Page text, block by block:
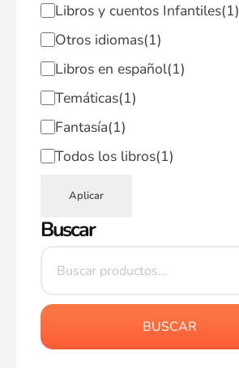
Libros y cuentos Infantiles(1)
Otros idiomas(1)
Libros en español(1)
Temáticas(1)
Fantasía(1)
Todos los libros(1)
Aplicar
Buscar
BUSCAR